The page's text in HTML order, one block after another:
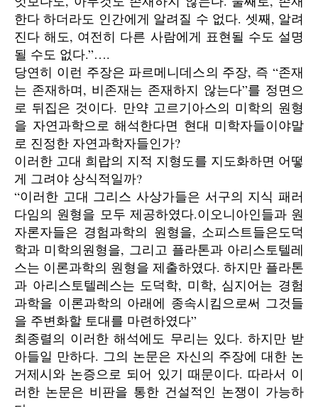
한다 하더라도 인간에게 알려질 수 없다. 셋째, 알려
진다 해도, 여전히 다른 사람에게 표현될 수도 설명
될 수도 없다.”….
당연히 이런 주장은 파르메니데스의 주장, 즉 “존재
는 존재하며, 비존재는 존재하지 않는다”를 정면으
로 뒤집은 것이다. 만약 고르기아스의 미학의 원형
을 자연과학으로 해석한다면 현대 미학자들이야말
로 진정한 자연과학자들인가?
이러한 고대 희랍의 지적 지형도를 지도화하면 어떻
게 그려야 상식적일까?
“이러한 고대 그리스 사상가들은 서구의 지식 패러
다임의 원형을 모두 제공하였다.이오니아인들과 원
자론자들은 경험과학의 원형을, 소피스트들은도덕
학과 미학의원형을, 그리고 플라톤과 아리스토텔레
스는 이론과학의 원형을 제출하였다. 하지만 플라톤
과 아리스토텔레스는 도덕학, 미학, 심지어는 경험
과학을 이론과학의 아래에 종속시킴으로써 그것들
을 주변화할 토대를 마련하였다”
최종렬의 이러한 해석에도 무리는 있다. 하지만 받
아들일 만하다. 그의 논문은 자신의 주장에 대한 논
거제시와 논증으로 되어 있기 때문이다. 따라서 이
러한 논문은 비판을 통한 건설적인 논쟁이 가능하